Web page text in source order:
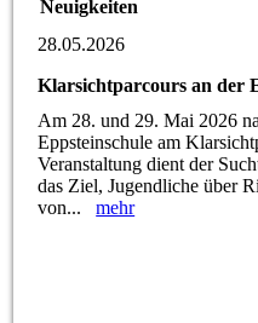
Neuigkeiten
28.05.2026
Klarsichtparcours an der
Am 28. und 29. Mai 2026
Eppsteinschule am
Veranstaltung dient der
das Ziel, Jugendliche über
von...mehr